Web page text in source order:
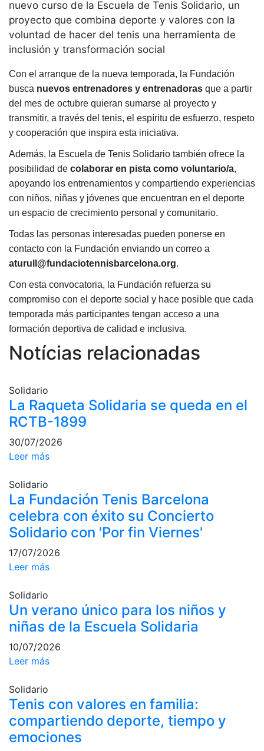
Servicios
Instalaciones
Preguntas
Frecuentes
Trabaja con
nosotros
Área deportiva
Escuela de
Next Gen
Palmarés
Leyendas
Jugadores
Competiciones
Campeonato
Social de Tenis
Juego
Histórico del
Campeonato
Social
Fotos
Pádel
Escuela de
Pádel
Social de Pádel
Cuadros de
Cuadro
d'Honor
Histórico del
Campeonato
Social
Otros deportes
Área social
nuevo curso de la Escuela de Tenis Solidario, un
proyecto que combina deporte y valores con la
voluntad de hacer del tenis una herramienta de
inclusión y transformación social
Con el arranque de la nueva temporada, la Fundación
busca nuevos entrenadores y entrenadoras que a partir
del mes de octubre quieran sumarse al proyecto y
transmitir, a través del tenis, el espíritu de esfuerzo, respeto
y cooperación que inspira esta iniciativa.
Además, la Escuela de Tenis Solidario también ofrece la
posibilidad de colaborar en pista como voluntario/a,
apoyando los entrenamientos y compartiendo experiencias
con niños, niñas y jóvenes que encuentran en el deporte
un espacio de crecimiento personal y comunitario.
Todas las personas interesadas pueden ponerse en
contacto con la Fundación enviando un correo a
aturull@fundaciotennisbarcelona.org.
Con esta convocatoria, la Fundación refuerza su
compromiso con el deporte social y hace posible que cada
temporada más participantes tengan acceso a una
formación deportiva de calidad e inclusiva.
Notícias relacionadas
Solidario
La Raqueta Solidaria se queda en el
RCTB-1899
30/07/2026
Leer más
Solidario
La Fundación Tenis Barcelona
celebra con éxito su Concierto
Solidario con 'Por fin Viernes'
17/07/2026
Leer más
Solidario
Un verano único para los niños y
niñas de la Escuela Solidaria
10/07/2026
Leer más
Solidario
Tenis con valores en familia:
compartiendo deporte, tiempo y
emociones